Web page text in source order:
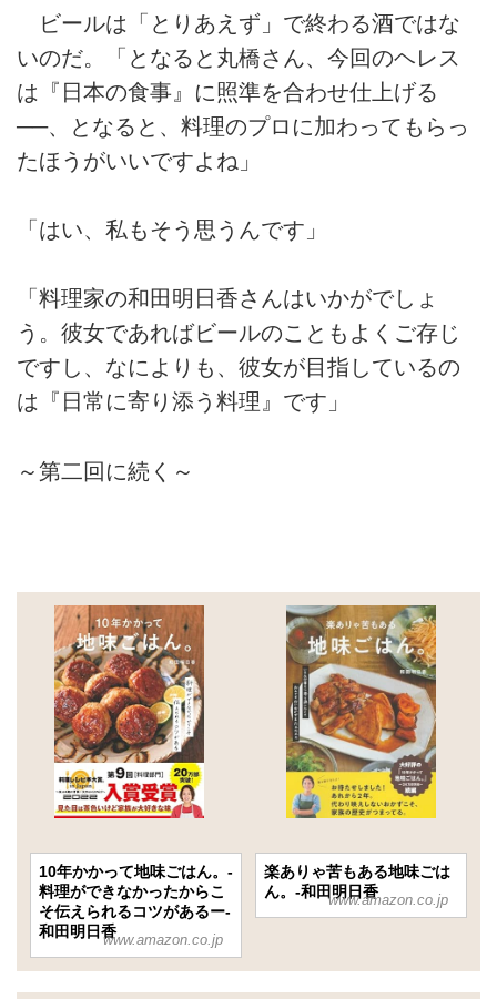
ビールは「とりあえず」で終わる酒ではな
いのだ。「となると丸橋さん、今回のヘレス
は『日本の食事』に照準を合わせ仕上げる
──、となると、料理のプロに加わってもらっ
たほうがいいですよね」
「はい、私もそう思うんです」
「料理家の和田明日香さんはいかがでしょ
う。彼女であればビールのこともよくご存じ
ですし、なによりも、彼女が目指しているの
は『日常に寄り添う料理』です」
～第二回に続く～
10年かかって地味ごはん。-
料理ができなかったからこ
そ伝えられるコツがあるー-
和田明日香
www.amazon.co.jp
楽ありゃ苦もある地味ごは
ん。-和田明日香
www.amazon.co.jp